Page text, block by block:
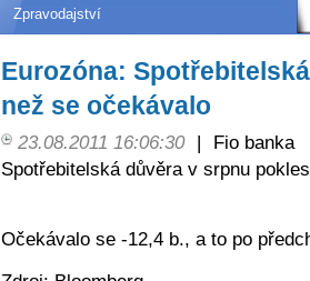
Zpravodajství
Eurozóna:
než se očekávalo
23.08.2011 16:06:30 |
Fio banka
Spotřebitelská důvěra v srpnu
Očekávalo se -12,4 b., a to po